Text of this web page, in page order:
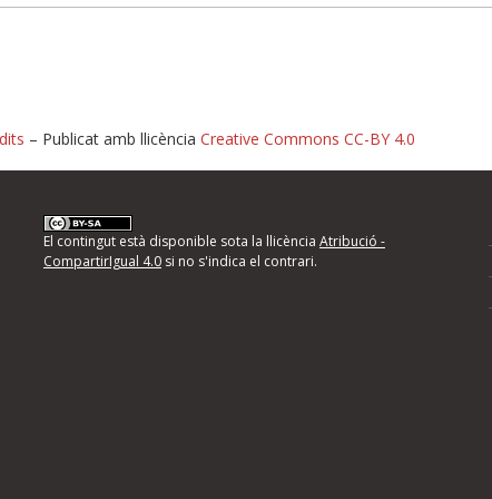
d'errors
següents i descriviu quina és la millora que
– Publicat amb llicència Creative Commons CC-BY 4.0
El contingut està disponible sota la llicència Atribució -
CompartirIgual 4.0si no s'indica el contrari.